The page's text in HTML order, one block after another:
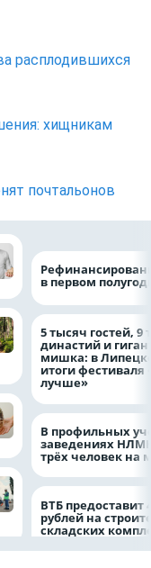
расплодившихся
хищникам
почтальонов
в первом
5 тысяч гостей, 9
династий и
мишка: в
итоги фестиваля
лучше»
В профильных
заведениях
трёх человек на
ВТБ предоставит
рублей на
складских